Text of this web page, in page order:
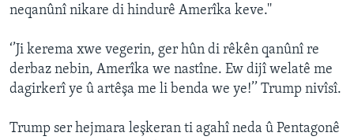
neqanûnî nikare di hindurê Amerîka keve.''
‘’Ji kerema xwe vegerin, ger hûn di rêkên qanûnî re
derbaz nebin, Amerîka we nastîne. Ew dijî welatê me
dagirkerî ye û artêşa me li benda we ye!’’ Trump nivîsî.
Trump ser hejmara leşkeran ti agahî neda û Pentagonê